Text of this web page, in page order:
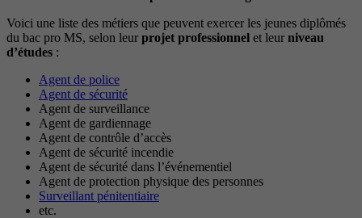
Voici une liste des métiers que peuvent exercer les jeunes diplômés
du bac pro MS, selon leur projet professionnel et leur niveau
d’études :
Agent de police
Agent de sécurité
Agent de surveillance
Agent de gardiennage
Agent de contrôle d’accès
Agent de sécurité incendie
Agent de sécurité dans l’événementiel
Agent de protection physique des personnes
Surveillant pénitentiaire
etc.